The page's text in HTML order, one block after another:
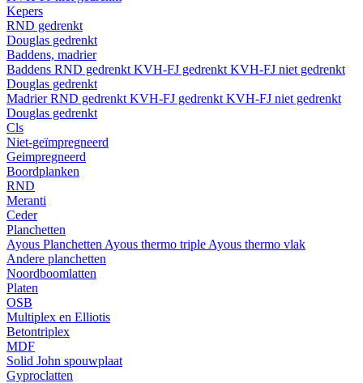
Kepers
RND gedrenkt
Douglas gedrenkt
Baddens, madrier
Baddens RND gedrenkt KVH-FJ gedrenkt KVH-FJ niet gedrenkt
Douglas gedrenkt
MadrierRND gedrenkt KVH-FJ gedrenkt KVH-FJ niet gedrenkt
Douglas gedrenkt
Cls
Niet-geïmpregneerd
Geimpregneerd
Boordplanken
RND
Meranti
Ceder
Planchetten
Ayous Planchetten Ayous thermo triple Ayous thermo vlak
Andere planchetten
Noordboomlatten
Platen
OSB
Multiplex en Elliotis
Betontriplex
MDF
Solid John spouwplaat
Gyproclatten